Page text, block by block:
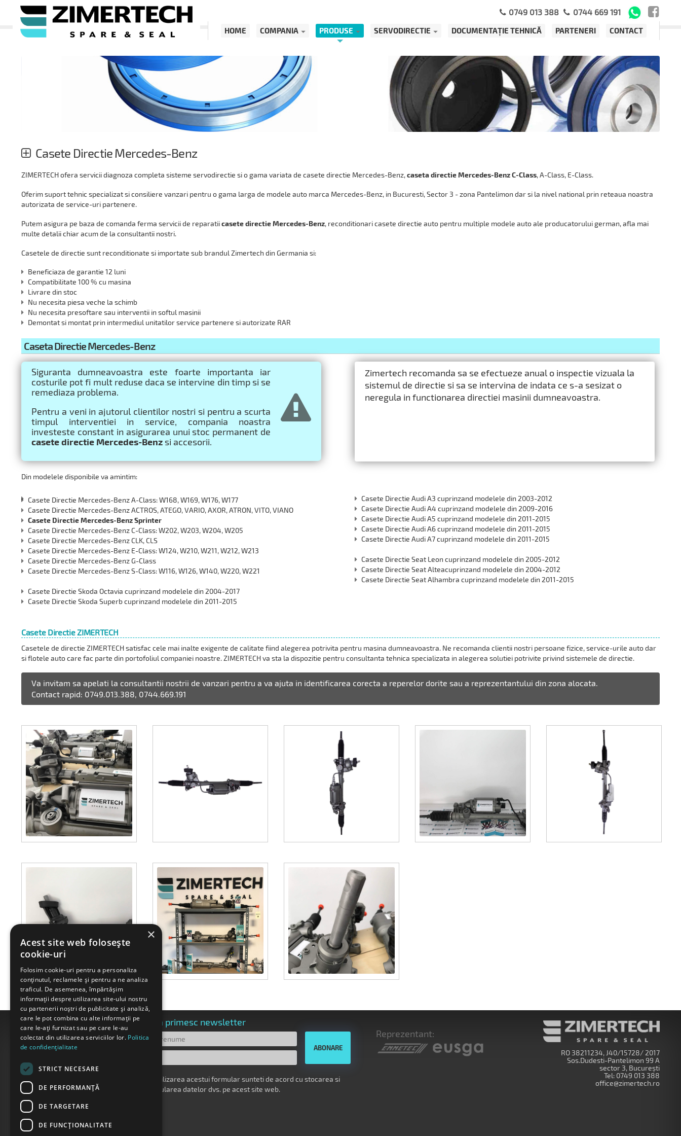
0749 013 388 0744 669 191
HOME COMPANIA PRODUSE SERVODIRECTIE DOCUMENTAȚIE TEHNICĂ PARTENERI CONTACT
Casete Directie Mercedes-Benz
ZIMERTECH ofera servicii diagnoza completa sisteme servodirectie si o gama variata de casete directie Mercedes-Benz,caseta directie Mercedes-Benz C-Class, A-Class, E-Class.
Oferim suport tehnic specializat si consiliere vanzari pentru o gama larga de modele auto marca Mercedes-Benz, in Bucuresti, Sector 3 - zona Pantelimon dar si la nivel national prin reteaua noastra
autorizata de service-uri partenere.
Putem asigura pe baza de comanda ferma servicii de reparatiicasete directie Mercedes-Benz, reconditionari casete directie auto pentru multiple modele auto ale producatorului german, afla mai
multe detalii chiar acum de la consultantii nostri.
Casetele de directie sunt reconditionate si importate sub brandul Zimertech din Germania si:
Beneficiaza de garantie 12 luni
Compatibilitate 100 % cu masina
Livrare din stoc
Nu necesita piesa veche la schimb
Nu necesita presoftare sau interventii in softul masinii
Demontat si montat prin intermediul unitatilor service partenere si autorizate RAR
Caseta Directie Mercedes-Benz
Siguranta dumneavoastra este foarte importanta iar
costurile pot fi mult reduse daca se intervine din timp si se
remediaza problema.
Pentru a veni in ajutorul clientilor nostri si pentru a scurta
timpul interventiei in service, compania noastra
investeste constant in asigurarea unui stoc permanent de
casete directie Mercedes-Benz si accesorii.
Zimertech recomanda sa se efectueze anual o inspectie vizuala la
sistemul de directie si sa se intervina de indata ce s-a sesizat o
neregula in functionarea directiei masinii dumneavoastra.
Din modelele disponibile va amintim:
Casete Directie Mercedes-Benz A-Class: W168, W169, W176, W177
Casete Directie Mercedes-Benz ACTROS, ATEGO, VARIO, AXOR, ATRON, VITO, VIANO
Casete Directie Mercedes-Benz Sprinter
Casete Directie Mercedes-Benz C-Class: W202, W203, W204, W205
Casete Directie Mercedes-Benz CLK, CLS
Casete Directie Mercedes-Benz E-Class: W124, W210, W211, W212, W213
Casete Directie Mercedes-Benz G-Class
Casete Directie Mercedes-Benz S-Class: W116, W126, W140, W220, W221
Casete Directie Skoda Octavia cuprinzand modelele din 2004-2017
Casete Directie Skoda Superb cuprinzand modelele din 2011-2015
Casete Directie Audi A3 cuprinzand modelele din 2003-2012
Casete Directie Audi A4 cuprinzand modelele din 2009-2016
Casete Directie Audi A5 cuprinzand modelele din 2011-2015
Casete Directie Audi A6 cuprinzand modelele din 2011-2015
Casete Directie Audi A7 cuprinzand modelele din 2011-2015
Casete Directie Seat Leon cuprinzand modelele din 2005-2012
Casete Directie Seat Alteacuprinzand modelele din 2004-2012
Casete Directie Seat Alhambra cuprinzand modelele din 2011-2015
Casete Directie ZIMERTECH
Casetele de directie ZIMERTECH satisfac cele mai inalte exigente de calitate fiind alegerea potrivita pentru masina dumneavoastra. Ne recomanda clientii nostri persoane fizice, service-urile auto dar
si flotele auto care fac parte din portofoliul companiei noastre. ZIMERTECH va sta la dispozitie pentru consultanta tehnica specializata in alegerea solutiei potrivite privind sistemele de directie.
Va invitam sa apelati la consultantii nostrii de vanzari pentru a va ajuta in identificarea corecta a reperelor dorite sau a reprezentantului din zona alocata.
Contact rapid: 0749.013.388, 0744.669.191
Home
Compania
Produse
Servodirectie
Parteneri
Contact
Doresc să primesc newsletter
Prin utilizarea acestui formular sunteti de acord cu stocarea si
manipularea datelor dvs. pe acest site web.
Reprezentant:
RO 38211234, J40/15728/ 2017
Sos.Dudesti-Pantelimon 99 A
sector 3, București
Tel: 0749 013 388
office@zimertech.ro
×
Acest site web folosește
cookie-uri
Folosim cookie-uri pentru a personaliza
conținutul, reclamele și pentru a ne analiza
traficul. De asemenea, împărtășim
informații despre utilizarea site-ului nostru
cu partenerii noștri de publicitate și analiză,
care le pot combina cu alte informații pe
care le-ați furnizat sau pe care le-au
colectat din utilizarea serviciilor lor. Politica
de confidențialitate
STRICT NECESARE
DE PERFORMANȚĂ
DE TARGETARE
DE FUNCŢIONALITATE